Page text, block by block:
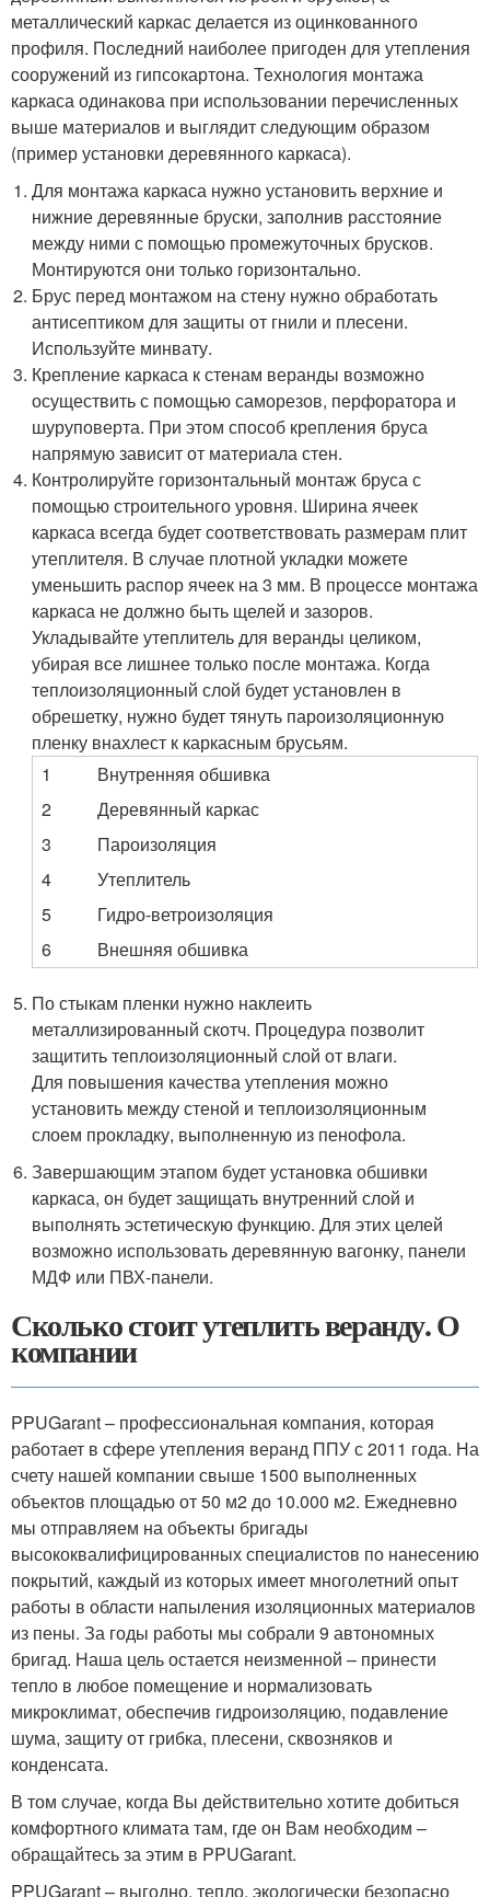
металлический каркас делается из оцинкованного
профиля. Последний наиболее пригоден для утепления
сооружений из гипсокартона. Технология монтажа
каркаса одинакова при использовании перечисленных
выше материалов и выглядит следующим образом
(пример установки деревянного каркаса).
Для монтажа каркаса нужно установить верхние и
нижние деревянные бруски, заполнив расстояние
между ними с помощью промежуточных брусков.
Монтируются они только горизонтально.
Брус перед монтажом на стену нужно обработать
антисептиком для защиты от гнили и плесени.
Используйте минвату.
Крепление каркаса к стенам веранды возможно
осуществить с помощью саморезов, перфоратора и
шуруповерта. При этом способ крепления бруса
напрямую зависит от материала стен.
Контролируйте горизонтальный монтаж бруса с
помощью строительного уровня. Ширина ячеек
каркаса всегда будет соответствовать размерам плит
утеплителя. В случае плотной укладки можете
уменьшить распор ячеек на 3 мм. В процессе монтажа
каркаса не должно быть щелей и зазоров.
Укладывайте утеплитель для веранды целиком,
убирая все лишнее только после монтажа. Когда
теплоизоляционный слой будет установлен в
обрешетку, нужно будет тянуть пароизоляционную
пленку внахлест к каркасным брусьям.
1
Внутренняя обшивка
2
Деревянный каркас
3
Пароизоляция
4
Утеплитель
5
Гидро-ветроизоляция
6
Внешняя обшивка
По стыкам пленки нужно наклеить
металлизированный скотч. Процедура позволит
защитить теплоизоляционный слой от влаги.
Для повышения качества утепления можно
установить между стеной и теплоизоляционным
слоем прокладку, выполненную из пенофола.
Завершающим этапом будет установка обшивки
каркаса, он будет защищать внутренний слой и
выполнять эстетическую функцию. Для этих целей
возможно использовать деревянную вагонку, панели
МДФ или ПВХ-панели.
Сколько стоит утеплить веранду. О
компании
PPUGarant – профессиональная компания, которая
работает в сфере утепления веранд ППУ с 2011 года. На
счету нашей компании свыше 1500 выполненных
объектов площадью от 50 м2 до 10.000 м2. Ежедневно
мы отправляем на объекты бригады
высококвалифицированных специалистов по нанесению
покрытий, каждый из которых имеет многолетний опыт
работы в области напыления изоляционных материалов
из пены. За годы работы мы собрали 9 автономных
бригад. Наша цель остается неизменной – принести
тепло в любое помещение и нормализовать
микроклимат, обеспечив гидроизоляцию, подавление
шума, защиту от грибка, плесени, сквозняков и
конденсата.
В том случае, когда Вы действительно хотите добиться
комфортного климата там, где он Вам необходим –
обращайтесь за этим в PPUGarant.
PPUGarant – выгодно, тепло, экологически безопасно